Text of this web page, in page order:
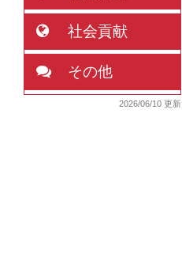
社会貢献
その他
2026/06/10 更新